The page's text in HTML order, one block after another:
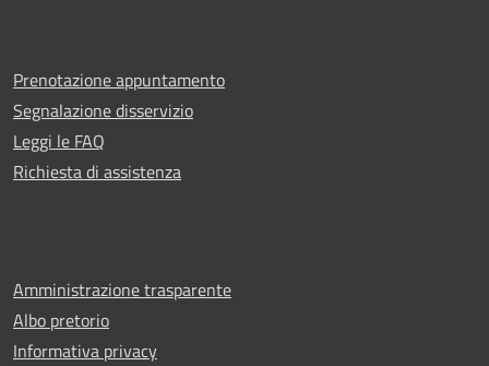
Prenotazione appuntamento
Segnalazione disservizio
Leggi le FAQ
Richiesta di assistenza
Amministrazione trasparente
Albo pretorio
Informativa privacy